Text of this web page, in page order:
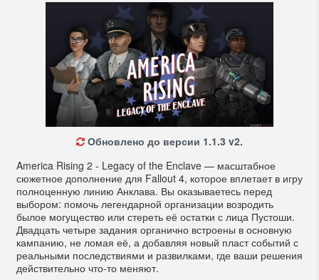
Обновлено до версии 1.1.3 v2.
America Rising 2 - Legacy of the Enclave — масштабное
сюжетное дополнение для Fallout 4, которое вплетает в игру
полноценную линию Анклава. Вы оказываетесь перед
выбором: помочь легендарной организации возродить
былое могущество или стереть её остатки с лица Пустоши.
Двадцать четыре задания органично встроены в основную
кампанию, не ломая её, а добавляя новый пласт событий с
реальными последствиями и развилками, где ваши решения
действительно что-то меняют.